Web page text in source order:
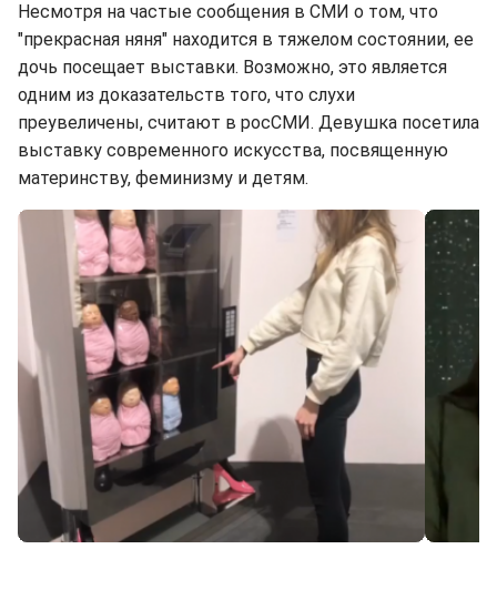
Несмотря на частые сообщения в СМИ о том, что
"прекрасная няня" находится в тяжелом состоянии, ее
дочь посещает выставки. Возможно, это является
одним из доказательств того, что слухи
преувеличены, считают в росСМИ. Девушка посетила
выставку современного искусства, посвященную
материнству, феминизму и детям.